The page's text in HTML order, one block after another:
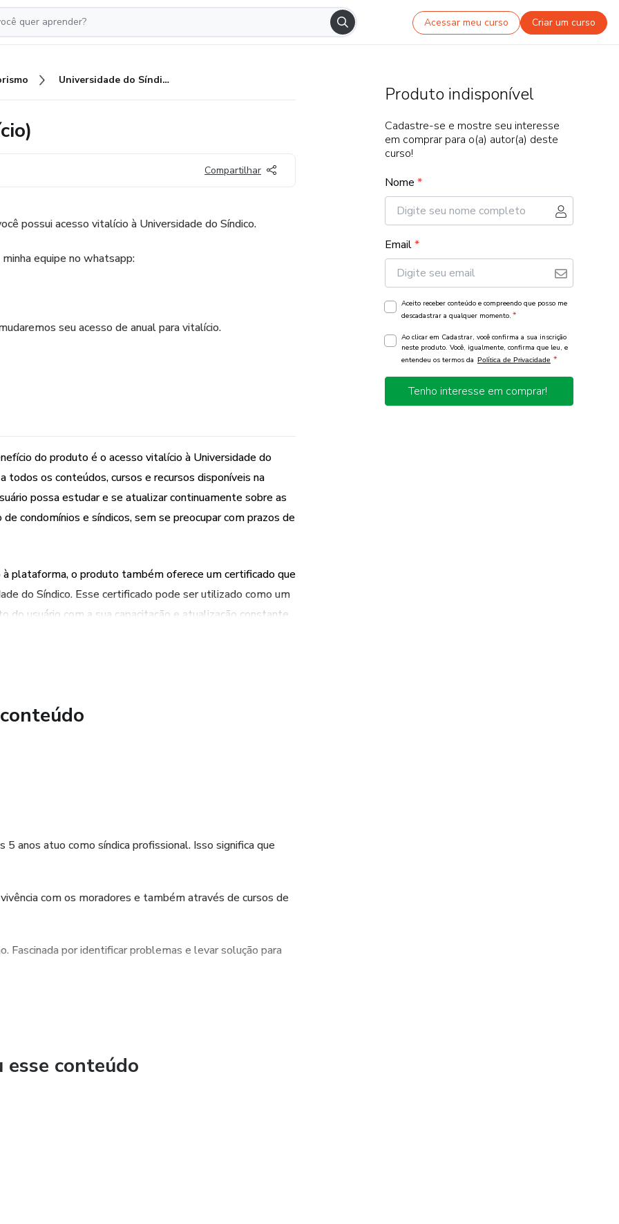
Acessar meu curso Criar um curso
Universidade do Síndico (Vitalício)
Compartilhar
possui acesso vitalício à Universidade do Síndico.
equipe no whatsapp:
seu acesso de anual para vitalício.
do produto é o acesso vitalício à Universidade do
todos os conteúdos, cursos e recursos disponíveis na
possa estudar e se atualizar continuamente sobre as
condomínios e síndicos, sem se preocupar com prazos de
plataforma, o produto também oferece um certificado que
do Síndico. Esse certificado pode ser utilizado como um
usuário com a sua capacitação e atualização constante
no currículo, apresentado em entrevistas de
anos atuo como síndica profissional. Isso significa que
com os moradores e também através de cursos de
Fascinada por identificar problemas e levar solução para
com isso.
conteúdo
Produto indisponível
Cadastre-se e mostre seu interesse
em comprar para o(a) autor(a) deste
curso!
Nome *
Email*
Aceito receber conteúdo e compreendo que posso me
descadastrar a qualquer momento. *
Ao clicar em Cadastrar, você confirma a sua inscrição
neste produto. Você, igualmente, confirma que leu, e
entendeu os termos da Política de Privacidade *
Tenho interesse em comprar!